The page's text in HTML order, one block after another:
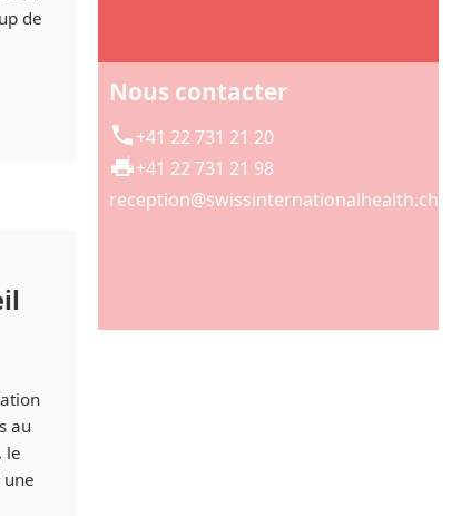
de
au
le
Nous contacter
+41 22 731 21 20
+41 22 731 21 98
reception@swissinternationalhealth.ch